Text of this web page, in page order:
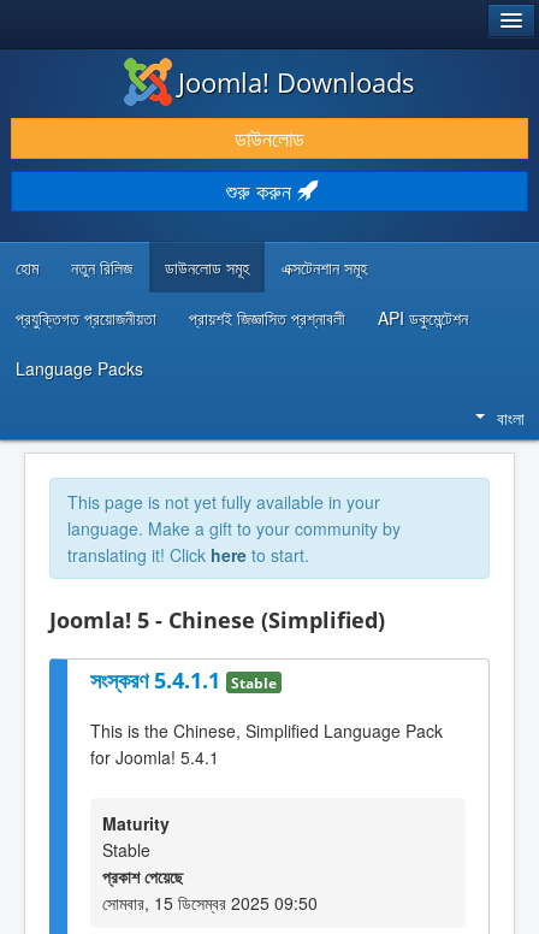
ডাউনলোড & প্রসারিত করুন
আবিষ্কার & শিখুন
কমিউনিটি & সহায়তা
Joomla! Downloads
ডাউনলোড
শুরু করুন
হোম নতুন রিলিজ ডাউনলোড সমূহ এক্সটেনশান সমূহ
প্রযুক্তিগত প্রয়োজনীয়তা প্রায়শই জিজ্ঞাসিত প্রশ্নাবলী API ডকুমেন্টেশন
Language Packs
বাংলা
This page is not yet fully available in your
language. Make a gift to your community by
translating it! Click here to start.
Joomla! 5 - Chinese (Simplified)
সংস্করণ 5.4.1.1 Stable
This is the Chinese, Simplified Language Pack
for Joomla! 5.4.1
Maturity
Stable
প্রকাশ পেয়েছে
সোমবার, 15 ডিসেম্বর 2025 09:50